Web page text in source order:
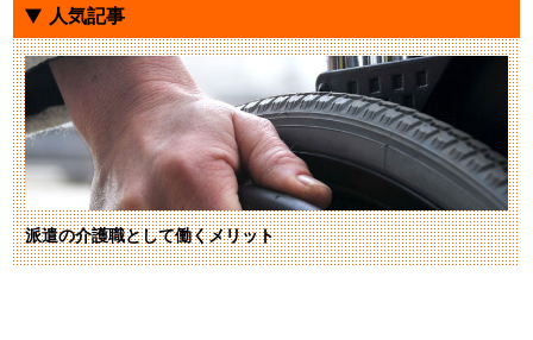
人気記事
派遣の介護職として働くメリット